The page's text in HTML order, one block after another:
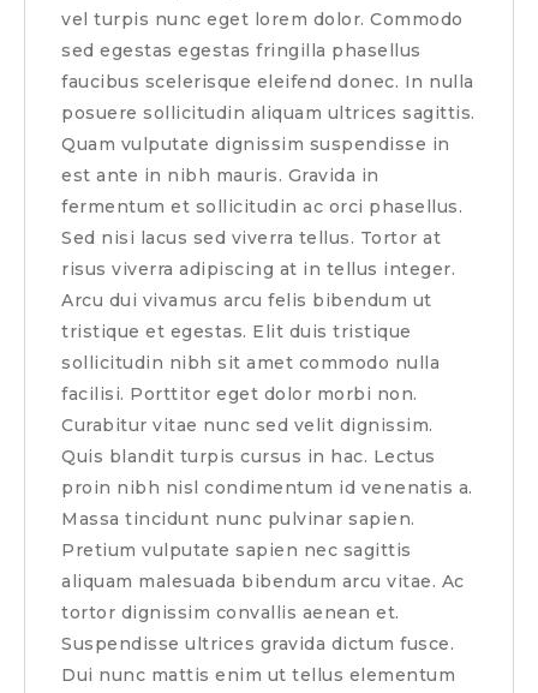
vel turpis nunc eget lorem dolor. Commodo
sed egestas egestas fringilla phasellus
faucibus scelerisque eleifend donec. In nulla
posuere sollicitudin aliquam ultrices sagittis.
Quam vulputate dignissim suspendisse in
est ante in nibh mauris. Gravida in
fermentum et sollicitudin ac orci phasellus.
Sed nisi lacus sed viverra tellus. Tortor at
risus viverra adipiscing at in tellus integer.
Arcu dui vivamus arcu felis bibendum ut
tristique et egestas. Elit duis tristique
sollicitudin nibh sit amet commodo nulla
facilisi. Porttitor eget dolor morbi non.
Curabitur vitae nunc sed velit dignissim.
Quis blandit turpis cursus in hac. Lectus
proin nibh nisl condimentum id venenatis a.
Massa tincidunt nunc pulvinar sapien.
Pretium vulputate sapien nec sagittis
aliquam malesuada bibendum arcu vitae. Ac
tortor dignissim convallis aenean et.
Suspendisse ultrices gravida dictum fusce.
Dui nunc mattis enim ut tellus elementum